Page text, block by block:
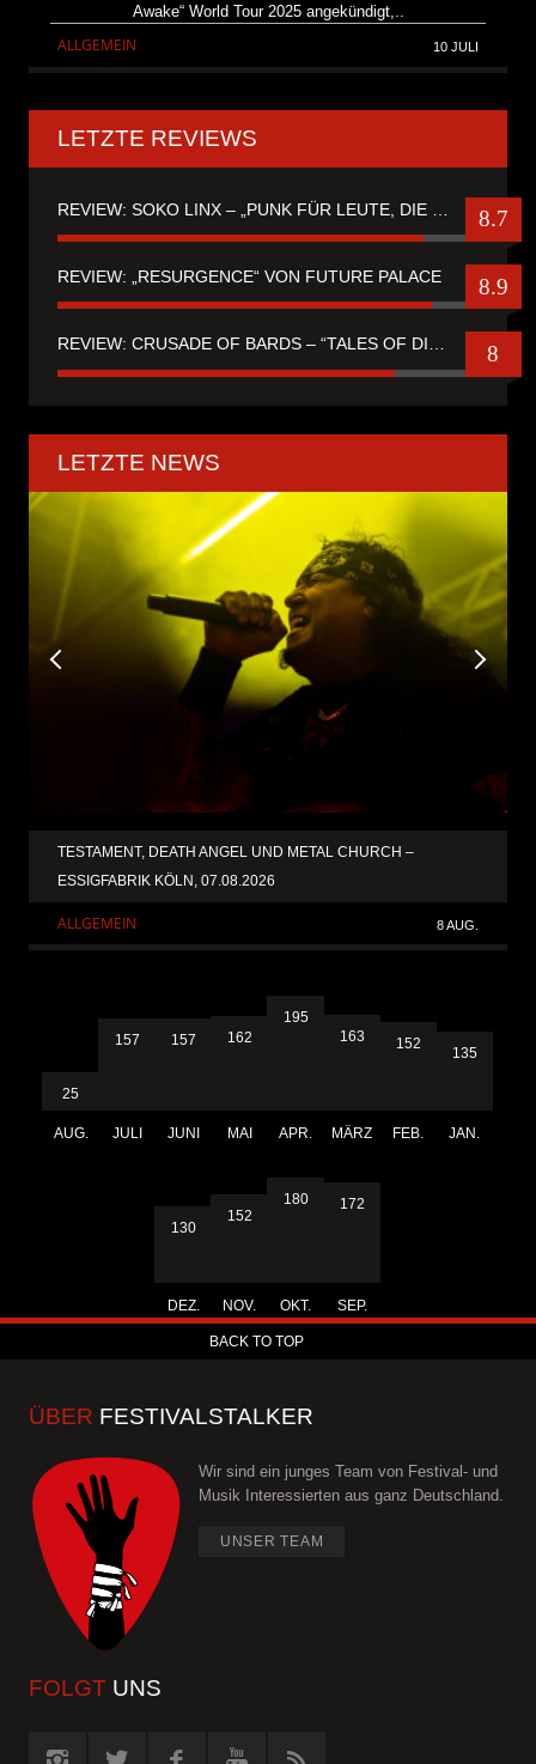
Awake“ World Tour 2025 angekündigt,..
ALLGEMEIN 10 JULI
LETZTE REVIEWS
8.7
REVIEW: „RESURGENCE“ VON FUTURE PALACE 8.9
REVIEW: CRUSADE OF BARDS – “TALES OF DISTANT WORLDS“ 8
LETZTE NEWS
TESTAMENT, DEATH ANGEL UND METAL CHURCH –
ESSIGFABRIK KÖLN, 07.08.2026
ALLGEMEIN 8 AUG.
25
AUG.
157
JULI
157
JUNI
162
MAI
195
APR.
163
MÄRZ
152
FEB.
135
JAN.
130
DEZ.
152
NOV.
180
OKT.
172
SEP.
BACK TO TOP
ÜBER FESTIVALSTALKER
Wir sind ein junges Team von Festival- und
Musik Interessierten aus ganz Deutschland.
UNSER TEAM
FOLGT UNS